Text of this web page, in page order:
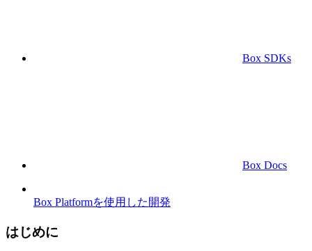
Box SDKs
Box Docs
Box Platformを使用した開発
はじめに